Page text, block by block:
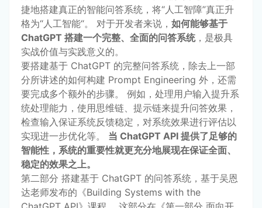
捷地搭建真正的智能问答系统，将“人工智障”真正升
格为“人工智能“。 对于开发者来说， 如何能够基于
ChatGPT 搭建一个完整、全面的问答系统，是极具
实战价值与实践意义的。
要搭建基于 ChatGPT 的完整问答系统，除去上一部
分所讲述的如何构建 Prompt Engineering 外，还需
要完成多个额外的步骤。 例如，处理用户输入提升系
统处理能力，使用思维链、提示链来提升问答效果，
检查输入保证系统反馈稳定，对系统效果进行评估以
实现进一步优化等。 当 ChatGPT API 提供了足够的
智能性，系统的重要性就更充分地展现在保证全面、
稳定的效果之上。
第二部分 搭建基于 ChatGPT 的问答系统，基于吴恩
达老师发布的《Building Systems with the